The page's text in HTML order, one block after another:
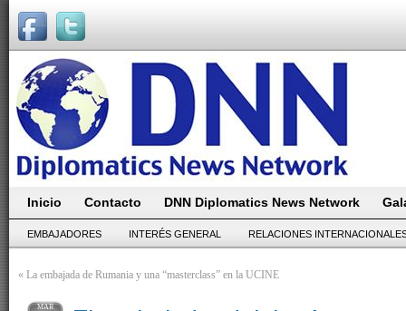
Inicio Contacto DNN Diplomatics News Network
EMBAJADORES INTERÉS GENERAL RELACIONES
« La embajada de Rumania y una “masterclass” en la UCINE
MAR